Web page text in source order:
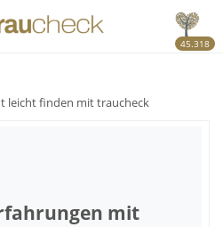
45.318
leicht finden mit traucheck
mit